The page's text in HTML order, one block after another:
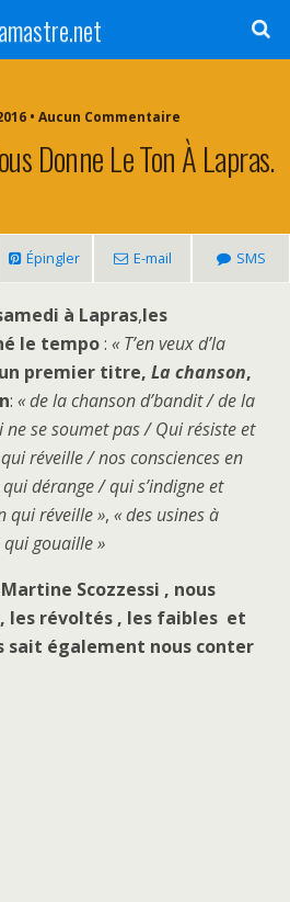
• Aucun Commentaire
Donne Le Ton À Lapras.
Épingler E-mail SMS
à Lapras,les
le tempo: « T’en veux d’la
premier titre, La chanson,
: « de la chanson d’bandit / de la
se soumet pas / Qui résiste et
réveille / nos consciences en
dérange / qui s’indigne et
qui réveille », « des usines à
gouaille »
Scozzessi , nous
les révoltés , les faibles et
sait également nous conter